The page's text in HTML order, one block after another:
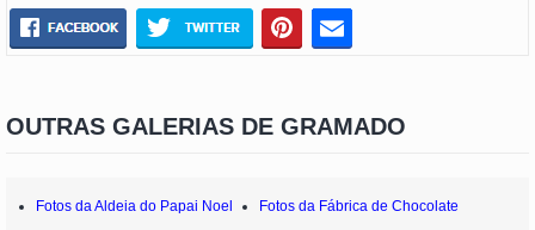
OUTRAS GALERIAS DE GRAMADO
Fotos da Aldeia do Papai Noel
Fotos da Fábrica de Chocolate